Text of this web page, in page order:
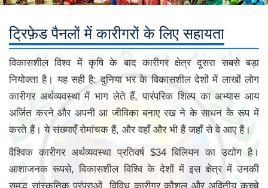
ट्रिफ़ेड पैनलों में कारीगरों के लिए सहायता
विकासशील विश्व में कृषि के बाद कारीगर क्षेत्र दूसरा सबसे बड़ा
नियोक्ता है। यह सही है: दुनिया भर के विकासशील देशों में लाखों लोग
कारीगर अर्थव्यवस्था में भाग लेते हैं, पारंपरिक शिल्प का अभ्यास आय
अर्जित करने और अपनी आ जीविका बनाए रख ने के साधन के रूप में
करते हैं। ये संख्याएँ रोमांचक हैं, और वहाँ और भी हैं जहाँ से वे आए हैं।
वैश्विक कारीगर अर्थव्यवस्था प्रतिवर्ष $34 बिलियन का उद्योग है।
आशाजनक रूपसे, विकासशील विश्वि के देशों में इस क्षेत्र में उनकी
समृद्ध सांस्कृतिक परंपराओं, विविध कारीगर कौशल और अद्वितीय कच्चे